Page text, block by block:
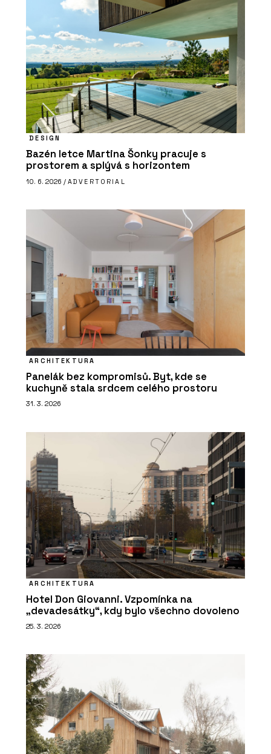
DESIGN
Bazén letce Martina Šonky pracuje s
prostorem a splývá s horizontem
10. 6. 2026 / ADVERTORIAL
ARCHITEKTURA
Panelák bez kompromisů. Byt, kde se
kuchyně stala srdcem celého prostoru
31. 3. 2026
ARCHITEKTURA
Hotel Don Giovanni. Vzpomínka na
„devadesátky“, kdy bylo všechno dovoleno
25. 3. 2026